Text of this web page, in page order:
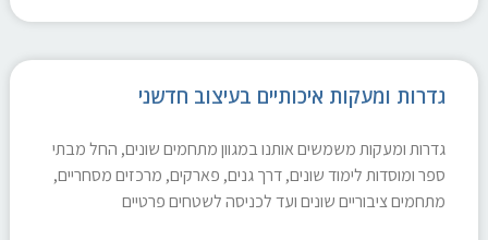
גדרות ומעקות איכותיים בעיצוב חדשני
גדרות ומעקות משמשים אותנו במגוון מתחמים שונים, החל מבתי
ספר ומוסדות לימוד שונים, דרך גנים, פארקים, מרכזים מסחריים,
מתחמים ציבוריים שונים ועד לכניסה לשטחים פרטיים